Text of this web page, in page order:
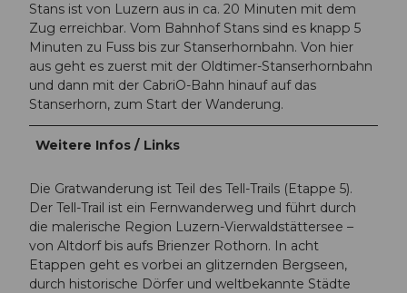
Stans ist von Luzern aus in ca. 20 Minuten mit dem
Zug erreichbar. Vom Bahnhof Stans sind es knapp 5
Minuten zu Fuss bis zur Stanserhornbahn. Von hier
aus geht es zuerst mit der Oldtimer-Stanserhornbahn
und dann mit der CabriO-Bahn hinauf auf das
Stanserhorn, zum Start der Wanderung.
Weitere Infos / Links
Die Gratwanderung ist Teil des Tell-Trails (Etappe 5).
Der Tell-Trail ist ein Fernwanderweg und führt durch
die malerische Region Luzern-Vierwaldstättersee –
von Altdorf bis aufs Brienzer Rothorn. In acht
Etappen geht es vorbei an glitzernden Bergseen,
durch historische Dörfer und weltbekannte Städte